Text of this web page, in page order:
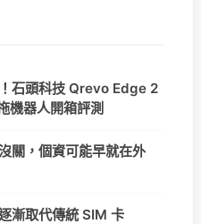
石頭科技 Qrevo Edge 2
機器人開箱評測
關，個資可能早就在外
漸取代傳統 SIM 卡